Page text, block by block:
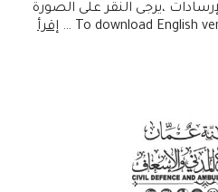
،يرجى النقر على الصورة
إقرأ